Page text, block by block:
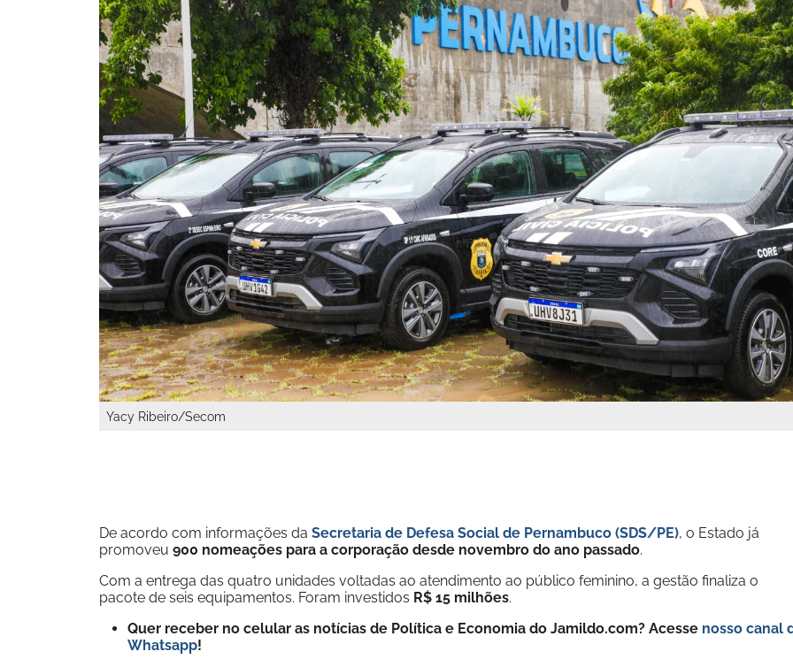
Yacy Ribeiro/Secom
De acordo com informações da Secretaria de Defesa Social de Pernambuco (SDS/PE), o Estado já
promoveu 900 nomeações para a corporação desde novembro do ano passado.
Com a entrega das quatro unidades voltadas ao atendimento ao público feminino, a gestão finaliza o
pacote de seis equipamentos. Foram investidos R$ 15 milhões.
Quer receber no celular as notícias de Política e Economia do Jamildo.com? Acesse nosso canal
Whatsapp!